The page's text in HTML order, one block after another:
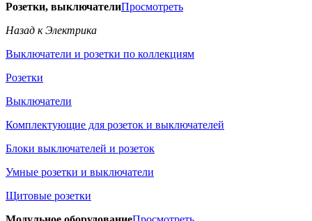
Розетки, выключателиПросмотреть
Назад к Электрика
Выключатели и розетки по коллекциям
Розетки
Выключатели
Комплектующие для розеток и выключателей
Блоки выключателей и розеток
Умные розетки и выключатели
Щитовые розетки